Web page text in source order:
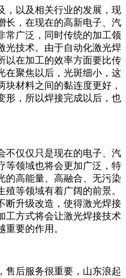
，以及相关行业的发展，现
长，在现在的高新电子、汽
常广泛，同时传统的加工领
光技术。由于自动化激光焊
以在加工的效率方面要比传
在聚焦以后，光斑细小，这
材料之间的黏连度更好，
形，所以焊接完成以后，也
不仅仅只是现在的电子、汽
等领域也将会更加广泛，特
的高能量、高融合、无污染
等领域有着广阔的前景。
断升级改造，使得激光焊接
工方式将会让激光焊接技术
要的作用。
售后服务很重要，山东浪起